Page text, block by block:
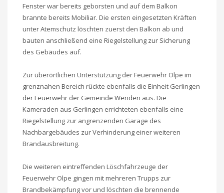
Fenster war bereits geborsten und auf dem Balkon
brannte bereits Mobiliar. Die ersten eingesetzten Kräften
unter Atemschutz löschten zuerst den Balkon ab und
bauten anschließend eine Riegelstellung zur Sicherung
des Gebäudes auf.
Zur überörtlichen Unterstützung der Feuerwehr Olpe im
grenznahen Bereich rückte ebenfalls die Einheit Gerlingen
der Feuerwehr der Gemeinde Wenden aus. Die
Kameraden aus Gerlingen errichteten ebenfalls eine
Riegelstellung zur angrenzenden Garage des
Nachbargebäudes zur Verhinderung einer weiteren
Brandausbreitung.
Die weiteren eintreffenden Löschfahrzeuge der
Feuerwehr Olpe gingen mit mehreren Trupps zur
Brandbekämpfung vor und löschten die brennende